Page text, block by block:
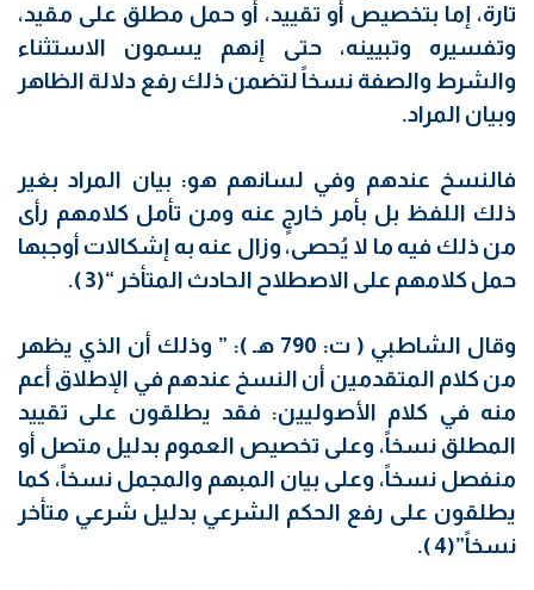
تارة، إما بتخصيص أو تقييد، أو حمل مطلق على مقيد،
وتفسيره وتبيينه، حتى إنهم يسمون الاستثناء
والشرط والصفة نسخاً لتضمن ذلك رفع دلالة الظاهر
وبيان المراد.
فالنسخ عندهم وفي لسانهم هو: بيان المراد بغير
ذلك اللفظ بل بأمر خارجٍ عنه ومن تأمل كلامهم رأى
من ذلك فيه ما لا يُحصى، وزال عنه به إشكالات أوجبها
حمل كلامهم على الاصطلاح الحادث المتأخر “(3 ).
وقال الشاطبي ( ت: 790 هـ ): ” وذلك أن الذي يظهر
من كلام المتقدمين أن النسخ عندهم في الإطلاق أعم
منه في كلام الأصوليين: فقد يطلقون على تقييد
المطلق نسخاً، وعلى تخصيص العموم بدليل متصل أو
منفصل نسخاً، وعلى بيان المبهم والمجمل نسخاً، كما
يطلقون على رفع الحكم الشرعي بدليل شرعي متأخر
نسخاً”(4 ).